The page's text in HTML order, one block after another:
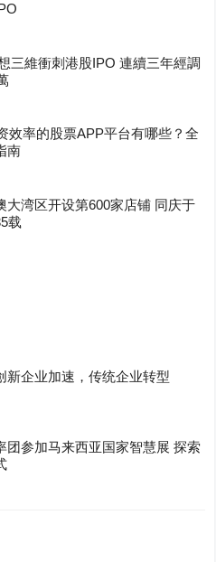
三維衝刺港股IPO 連續三年經調
效率的股票APP平台有哪些？全
南
大湾区开设第600家店铺 同庆于
载
新企业加速，传统企业转型
团参加马来西亚国家智慧展 探索